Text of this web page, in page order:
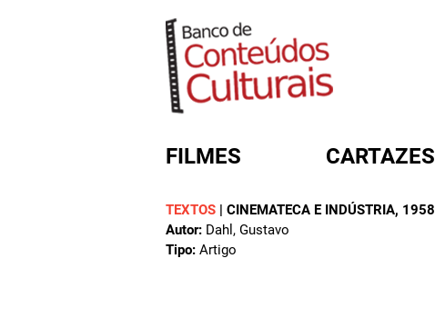
FILMES CARTAZES
TEXTOS | CINEMATECA E INDÚSTRIA, 1958
Autor: Dahl, Gustavo
Tipo: Artigo
FORMULÁRIO DE BUSCA